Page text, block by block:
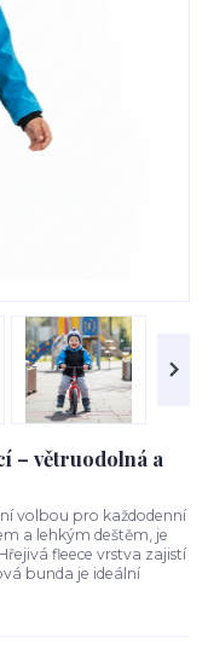
– větruodolná a
volbou pro každodenní
a lehkým deštěm, je
fleece vrstva zajistí
bunda je ideální